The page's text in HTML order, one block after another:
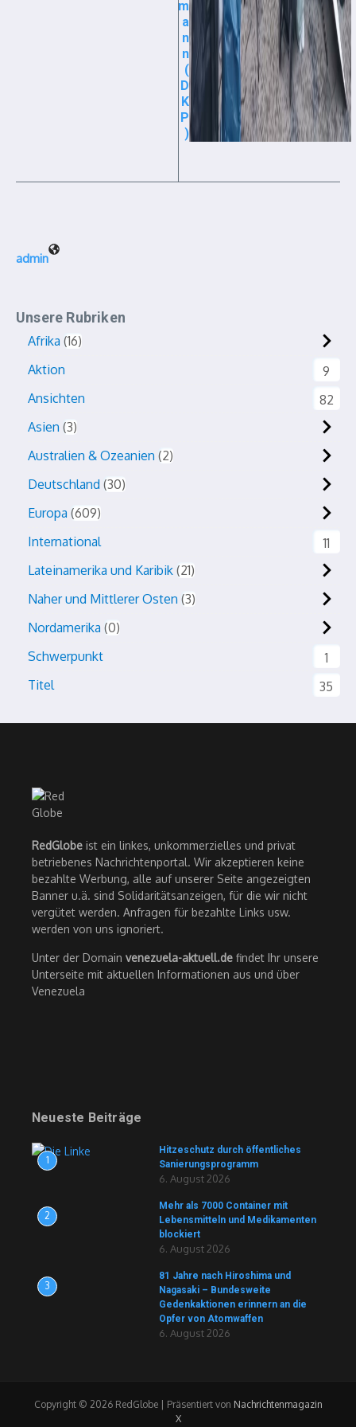
m
a
n
n
(
D
K
P
)
admin
Unsere Rubriken
Afrika 16
Aktion
9
Ansichten
82
Asien 3
Australien & Ozeanien 2
Deutschland 30
Europa 609
International
11
Lateinamerika und Karibik 21
Naher und Mittlerer Osten 3
Nordamerika 0
Schwerpunkt
1
Titel
35
RedGlobe ist ein linkes, unkommerzielles und privat
betriebenes Nachrichtenportal. Wir akzeptieren keine
bezahlte Werbung, alle auf unserer Seite angezeigten
Banner u.ä. sind Solidaritätsanzeigen, für die wir nicht
vergütet werden. Anfragen für bezahlte Links usw.
werden von uns ignoriert.
Unter der Domain venezuela-aktuell.de findet Ihr unsere
Unterseite mit aktuellen Informationen aus und über
Venezuela
Neueste Beiträge
1
Hitzeschutz durch öffentliches
Sanierungsprogramm
6. August 2026
2
Mehr als 7000 Container mit
Lebensmitteln und Medikamenten
blockiert
6. August 2026
3
81 Jahre nach Hiroshima und
Nagasaki – Bundesweite
Gedenkaktionen erinnern an die
Opfer von Atomwaffen
6. August 2026
Copyright © 2026 RedGlobe | Präsentiert von Nachrichtenmagazin
X